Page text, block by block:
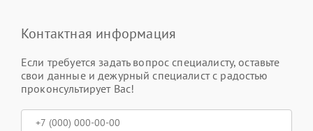
Контактная информация
Если требуется задать вопрос специалисту, оставьте
свои данные и дежурный специалист с радостью
проконсультирует Вас!